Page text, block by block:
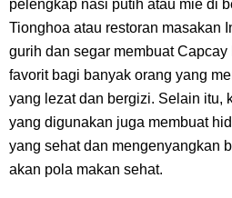
Profil Slamet Rahardjo, Aktor Dengan
Indonesia
Resep Roti Panggang, Sangat
Bersama
pelengkap nasi putih atau mie di
Tionghoa atau restoran masakan
gurih dan segar membuat
favorit bagi banyak orang yang
yang lezat dan bergizi. Selain itu,
yang digunakan juga membuat
yang sehat dan mengenyangkan
akan pola makan sehat.